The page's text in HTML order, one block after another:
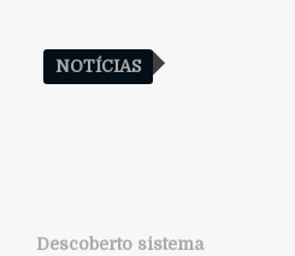
NOTÍCIAS
Descoberto sistema